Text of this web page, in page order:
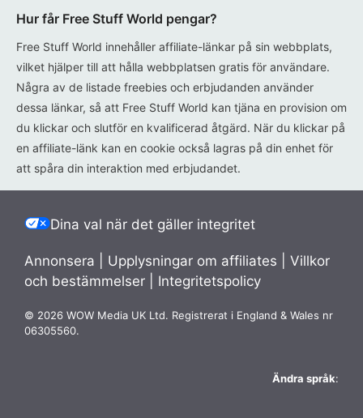
Hur får Free Stuff World pengar?
Free Stuff World innehåller affiliate-länkar på sin webbplats,
vilket hjälper till att hålla webbplatsen gratis för användare.
Några av de listade freebies och erbjudanden använder
dessa länkar, så att Free Stuff World kan tjäna en provision om
du klickar och slutför en kvalificerad åtgärd. När du klickar på
en affiliate-länk kan en cookie också lagras på din enhet för
att spåra din interaktion med erbjudandet.
Dina val när det gäller integritet
Annonsera Upplysningar om affiliates
Villkor
och bestämmelser
Integritetspolicy
© 2026 WOW Media UK Ltd. Registrerat i England & Wales nr
06305560.
Ändra språk: